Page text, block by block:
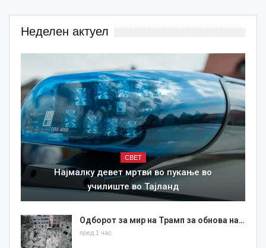
Неделен актуел
СВЕТ
Најмалку девет мртви во пукање во
училиште во Тајланд
Одборот за мир на Трамп за обнова на…
пред 1 час